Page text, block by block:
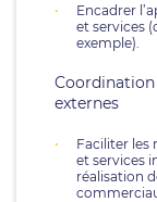
Encadrer
et services
exemple).
externes
Faciliter les
et services
réalisation